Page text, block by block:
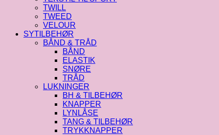
TWILL
TWEED
VELOUR
SYTILBEHØR
BÅND & TRÅD
BÅND
ELASTIK
SNØRE
TRÅD
LUKNINGER
BH & TILBEHØR
KNAPPER
LYNLÅSE
TANG & TILBEHØR
TRYKKNAPPER